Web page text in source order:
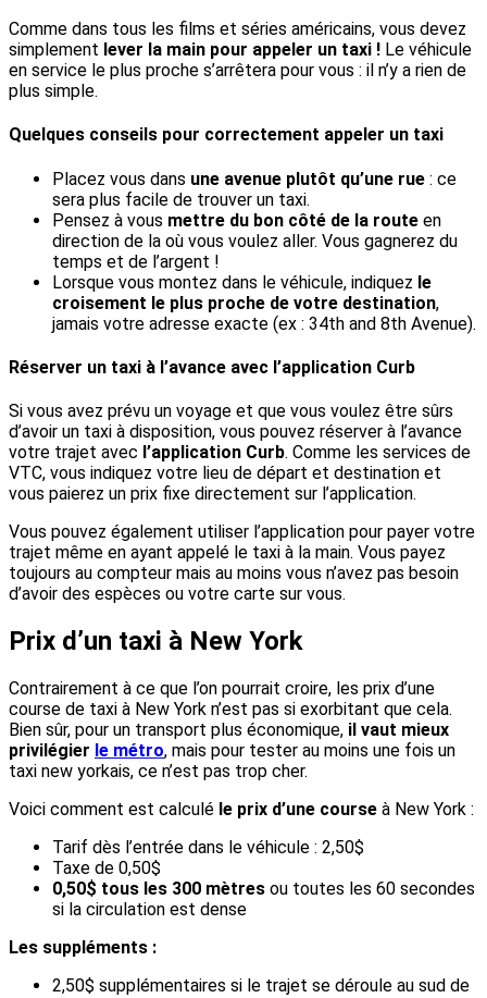
Comme dans tous les films et séries américains, vous devez
simplement lever la main pour appeler un taxi ! Le véhicule
en service le plus proche s’arrêtera pour vous : il n’y a rien de
plus simple.
Quelques conseils pour correctement appeler un taxi
Placez vous dans une avenue plutôt qu’une rue : ce
sera plus facile de trouver un taxi.
Pensez à vous mettre du bon côté de la route en
direction de la où vous voulez aller. Vous gagnerez du
temps et de l’argent !
Lorsque vous montez dans le véhicule, indiquez le
croisement le plus proche de votre destination,
jamais votre adresse exacte (ex : 34th and 8th Avenue).
Réserver un taxi à l’avance avec l’application Curb
Si vous avez prévu un voyage et que vous voulez être sûrs
d’avoir un taxi à disposition, vous pouvez réserver à l’avance
votre trajet avec l’application Curb. Comme les services de
VTC, vous indiquez votre lieu de départ et destination et
vous paierez un prix fixe directement sur l’application.
Vous pouvez également utiliser l’application pour payer votre
trajet même en ayant appelé le taxi à la main. Vous payez
toujours au compteur mais au moins vous n’avez pas besoin
d’avoir des espèces ou votre carte sur vous.
Prix d’un taxi à New York
Contrairement à ce que l’on pourrait croire, les prix d’une
course de taxi à New York n’est pas si exorbitant que cela.
Bien sûr, pour un transport plus économique, il vaut mieux
privilégier le métro, mais pour tester au moins une fois un
taxi new yorkais, ce n’est pas trop cher.
Voici comment est calculé le prix d’une course à New York :
Tarif dès l’entrée dans le véhicule : 2,50$
Taxe de 0,50$
0,50$ tous les 300 mètres ou toutes les 60 secondes
si la circulation est dense
Les suppléments :
2,50$ supplémentaires si le trajet se déroule au sud de